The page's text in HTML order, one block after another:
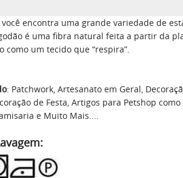
você encontra uma grande variedade de
é uma fibra natural feita a partir da
como um tecido que “respira”.
: Patchwork, Artesanato em Geral,
de Festa, Artigos para Petshop
e Muito Mais....